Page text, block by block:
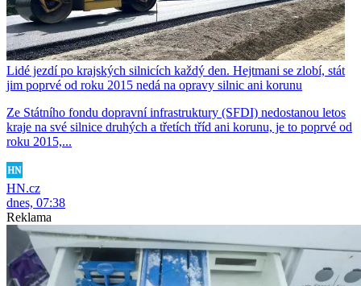
Lidé jezdí po krajských silnicích každý den. Hejtmani se zlobí, stát
jim poprvé od roku 2015 nedá na opravy silnic ani korunu
Ze Státního fondu dopravní infrastruktury (SFDI) nedostanou letos
kraje na své silnice druhých a třetích tříd ani korunu, je to poprvé od
roku 2015,...
HN.cz
dnes, 07:38
Reklama